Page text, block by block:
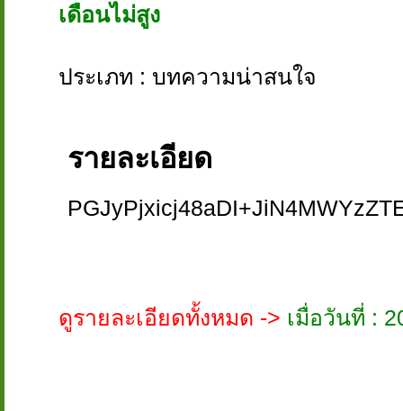
เดือนไม่สูง
ประเภท : บทความน่าสนใจ
รายละเอียด
ดูรายละเอียดทั้งหมด -> เมื่อวันที่ :